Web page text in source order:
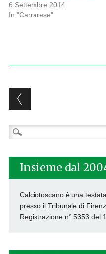
6 Settembre 2014
In "Carrarese"
Post
Ricerca
per:
Insieme dal
Calciotoscano è una
presso il Tribunale di
Registrazione n° 5353 del